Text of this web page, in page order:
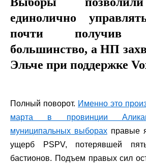
единолично
почти получив
большинство, а НП
Эльче при поддержке
Полный поворот. Именно это
марта в провинции
муниципальных выборахправые
ущерб PSPV, потерявшей
бастионов. Подъем правых сил